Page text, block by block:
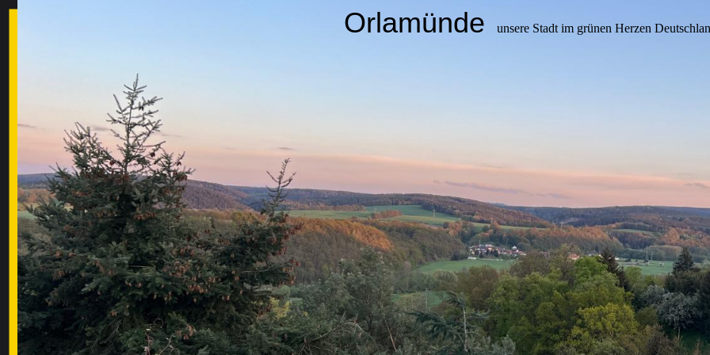
Orlamünde unsere Stadt im grünen Herzen